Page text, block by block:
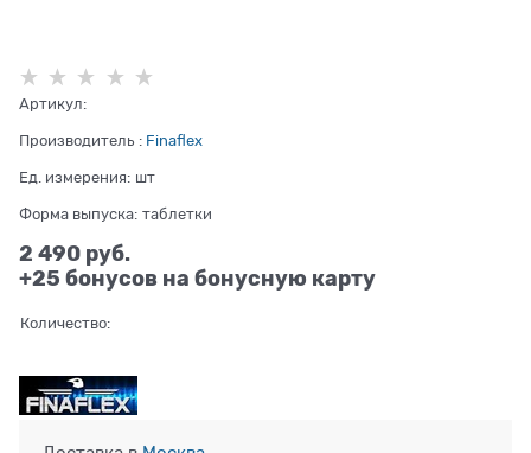
Артикул:
Производитель : Finaflex
Ед. измерения: шт
Форма выпуска: таблетки
2 490 руб.
+25 бонусов на бонусную карту
Количество: